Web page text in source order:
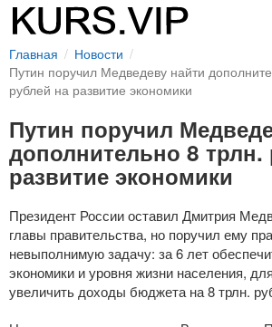
Главная
Новости
Путин поручил Медведеву найти
рублей на развитие экономики
Путин поручил
дополнительно 8 трлн.
развитие экономики
Президент России оставил Дмитрия
главы правительства, но поручил ему
невыполнимую задачу: за 6 лет
экономики и уровня жизни населения,
увеличить доходы бюджета на 8 трлн.